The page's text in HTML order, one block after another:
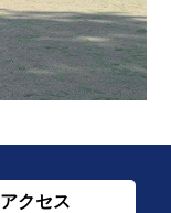
アクセス